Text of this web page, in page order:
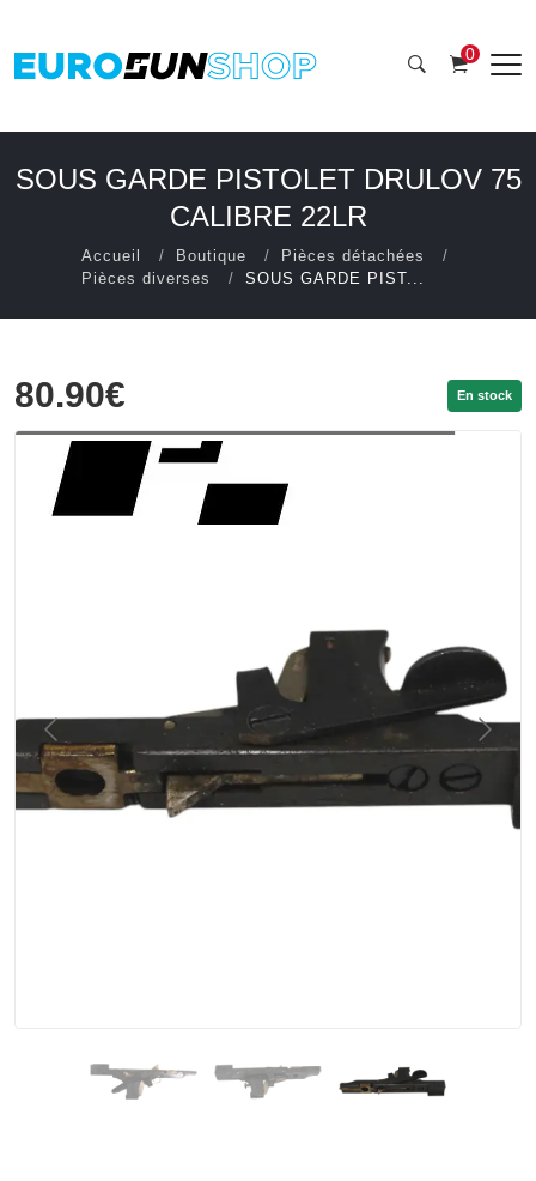
0
SOUS GARDE PISTOLET DRULOV 75
CALIBRE 22LR
Accueil Boutique
Pièces détachées
Pièces diverses
SOUS GARDE PIST...
80.90€ En stock